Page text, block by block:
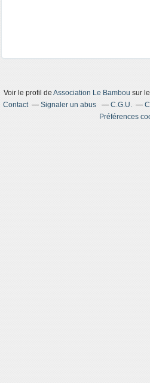
Voir le profil de Association Le Bambou sur
Contact
Signaler un abus C.G.U.
Préférences